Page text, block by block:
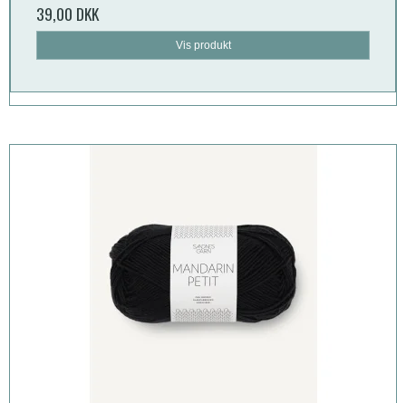
39,00 DKK
Vis produkt